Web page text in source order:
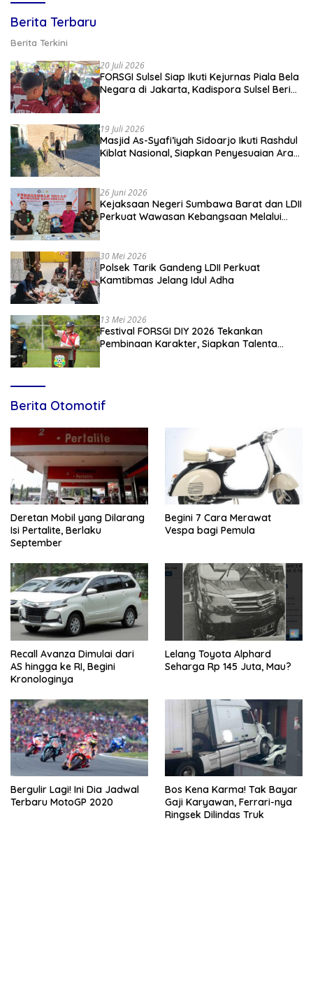
Berita Terbaru
Berita Terkini
20 Juli 2026
FORSGI Sulsel Siap Ikuti Kejurnas Piala Bela
Negara di Jakarta, Kadispora Sulsel Beri
19 Juli 2026
Masjid As-Syafi’iyah Sidoarjo Ikuti Rashdul
Kiblat Nasional, Siapkan Penyesuaian Arah
26 Juni 2026
Kejaksaan Negeri Sumbawa Barat dan LDII
Perkuat Wawasan Kebangsaan Melalui
30 Mei 2026
Polsek Tarik Gandeng LDII Perkuat
Kamtibmas Jelang Idul Adha
13 Mei 2026
Festival FORSGI DIY 2026 Tekankan
Pembinaan Karakter, Siapkan Talenta
Berita Otomotif
Deretan Mobil yang Dilarang
Isi Pertalite, Berlaku
September
Begini 7 Cara Merawat
Vespa bagi Pemula
Recall Avanza Dimulai dari
AS hingga ke RI, Begini
Kronologinya
Lelang Toyota Alphard
Seharga Rp 145 Juta, Mau?
Bergulir Lagi! Ini Dia Jadwal
Terbaru MotoGP 2020
Bos Kena Karma! Tak Bayar
Gaji Karyawan, Ferrari-nya
Ringsek Dilindas Truk